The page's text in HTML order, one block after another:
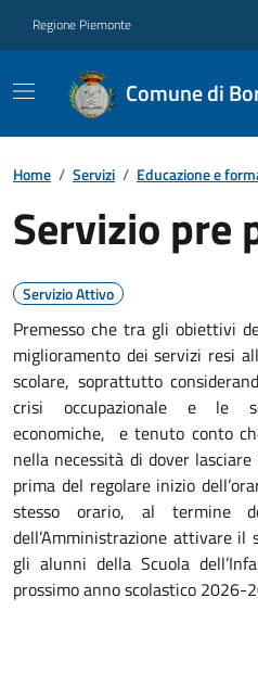
Regione Piemonte
Comune di
Home / Servizi / Educazione e
Servizio pre
Servizio Attivo
Premesso che tra gli obiettivi
miglioramento dei servizi resi
scolare, soprattutto
crisi occupazionale e le
economiche, e tenuto conto
nella necessità di dover
prima del regolare inizio
stesso orario, al termine
dell’Amministrazione attivare il
gli alunni della Scuola
prossimo anno scolastico 2026-